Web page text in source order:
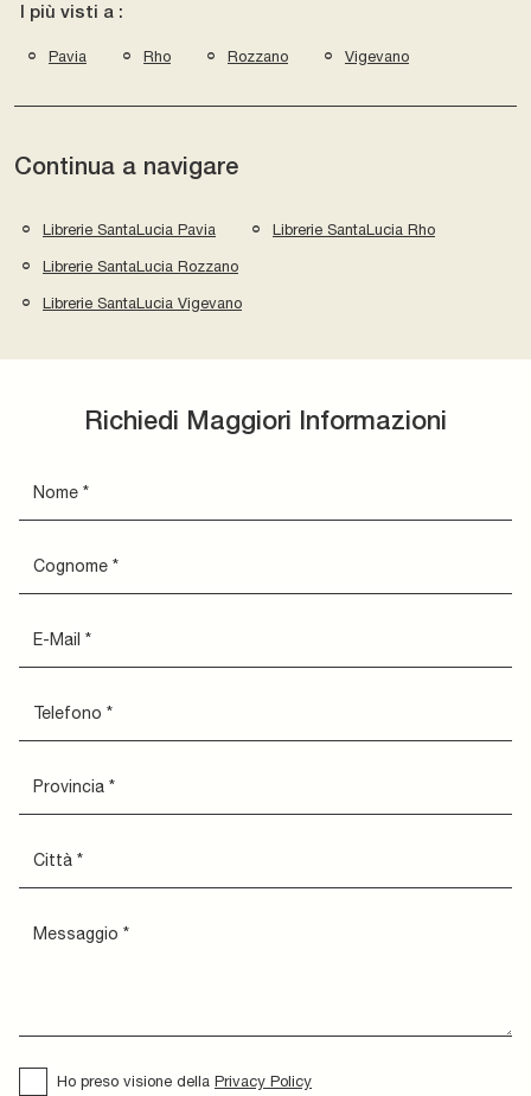
I più visti a :
Pavia Rho Rozzano Vigevano
Continua a navigare
Librerie SantaLucia Pavia Librerie SantaLucia Rho
Librerie SantaLucia Rozzano
Librerie SantaLucia Vigevano
Richiedi Maggiori Informazioni
Ho preso visione della Privacy Policy